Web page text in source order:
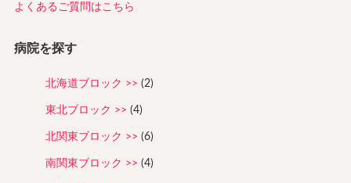
よくあるご質問はこちら
病院を探す
北海道ブロック (2)
東北ブロック (4)
北関東ブロック (6)
南関東ブロック (4)